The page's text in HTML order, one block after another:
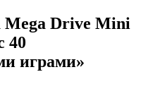
Mega Drive Mini
40
играми»